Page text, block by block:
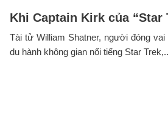
Khi Captain Kirk của “Star
Tài tử William Shatner, người đóng vai
du hành không gian nổi tiếng Star